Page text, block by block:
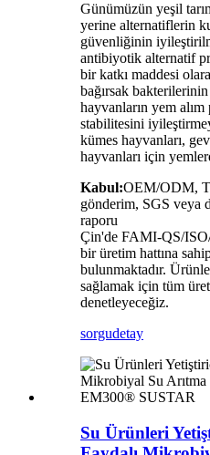
Günümüzün yeşil
yerine alternatiflerin
güvenliğinin
antibiyotik alternatif
bir katkı maddesi
bağırsak bakterilerinin
hayvanların yem alım
stabilitesini
kümes hayvanları,
hayvanları için
Kabul:OEM/ODM,
gönderim, SGS veya
raporu
Çin'de FAMI-QS/
bir üretim hattına
bulunmaktadır.
sağlamak için tüm
denetleyeceğiz.
sorgudetay
Su Ürünleri